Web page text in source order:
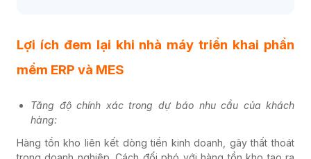
Lợi ích đem lại khi nhà máy triển khai phần
mềm ERP và MES
Tăng độ chính xác trong dự báo nhu cầu của khách
hàng:
Hàng tồn kho liên kết dòng tiền kinh doanh, gây thất thoát